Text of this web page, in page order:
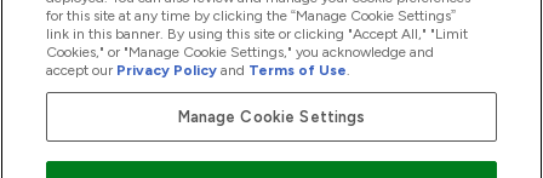
2026 The Hut.com Ltd
for this site at any time by clicking the “Manage Cookie Settings”
link in this banner. By using this site or clicking "Accept All," "Limit
Cookies," or "Manage Cookie Settings," you acknowledge and
accept our Privacy Policy and Terms of Use.
Manage Cookie Settings